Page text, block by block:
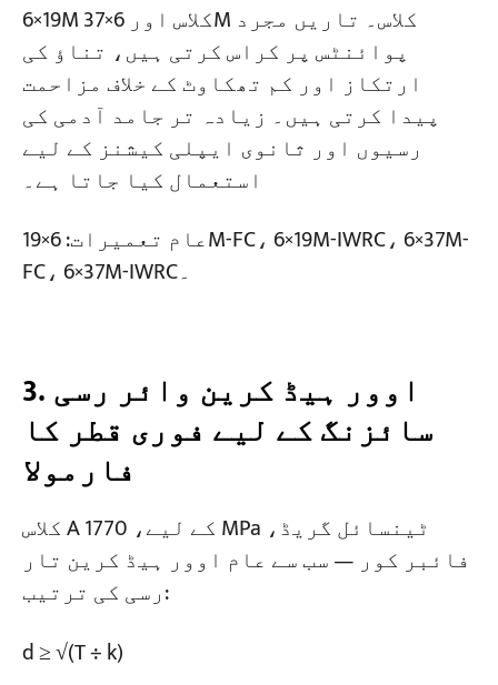
6×19M کلاس اور 6×37M کلاس۔ تاریں مجرد
پوائنٹس پر کراس کرتی ہیں، تناؤ کی
ارتکاز اور کم تھکاوٹ کے خلاف مزاحمت
پیدا کرتی ہیں۔ زیادہ تر جامد آدمی کی
رسیوں اور ثانوی ایپلی کیشنز کے لیے
استعمال کیا جاتا ہے۔
عام تعمیرات: 6×19M-FC، 6×19M-IWRC، 6×37M-
FC، 6×37M-IWRC۔
3. اوور ہیڈ کرین وائر رسی
سائزنگ کے لیے فوری قطر کا
فارمولا
کلاس A کے لیے، 1770 MPa ٹینسائل گریڈ،
فائبر کور — سب سے عام اوور ہیڈ کرین تار
رسی کی ترتیب:
d ≥ √(T ÷ k)